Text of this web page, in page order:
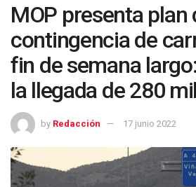
MOP presenta plan
contingencia de
fin de semana
la llegada de 280
by Redacción 17 junio 2022